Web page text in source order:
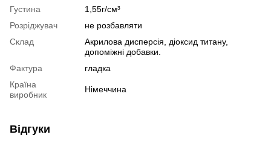
Густина
1,55г/см³
Розріджувач
не розбавляти
Склад
Акрилова дисперсія, діоксид титану,
допоміжні добавки.
Фактура
гладка
Країна
виробник
Німеччина
Відгуки